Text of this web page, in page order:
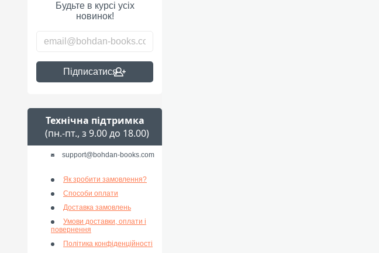
Будьте в курсі усіх
новинок!
Підписатися
Технічна підтримка
(пн.-пт., з 9.00 до 18.00)
support@bohdan-books.com
Як зробити замовлення?
Способи оплати
Доставка замовлень
Умови доставки, оплати і
повернення
Політика конфіденційності